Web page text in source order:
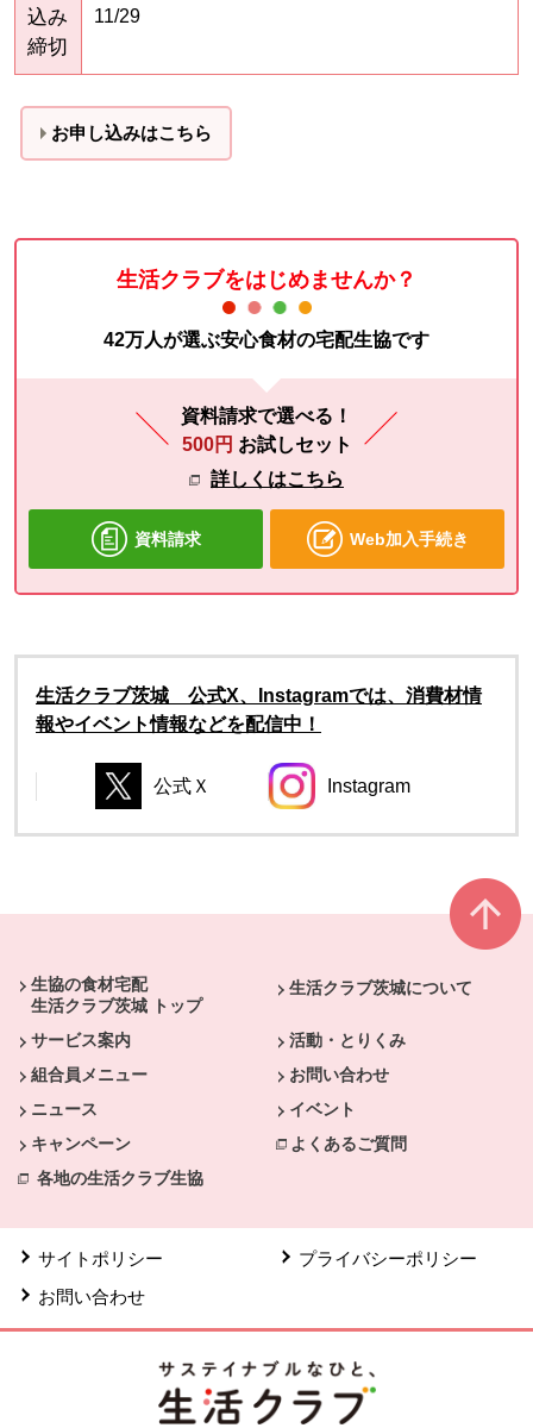
込み
締切
11/29
お申し込みはこちら
生活クラブをはじめませんか？
42万人が選ぶ安心食材の宅配生協です
資料請求で選べる！
500円 お試しセット
詳しくはこちら
資料請求 Web加入手続き
生活クラブ茨城 公式X、Instagramでは、消費材情
報やイベント情報などを配信中！
別のウィンドウで開きます。
公式Ｘ
別のウィンドウで開きます。
別のウィンドウで開きます。
Instagram
別のウィンドウで開
生協の食材宅配
生活クラブ茨城 トップ
生活クラブ茨城について
サービス案内
活動・とりくみ
組合員メニュー
お問い合わせ
ニュース
イベント
キャンペーン
よくあるご質問
各地の生活クラブ生協
サイトポリシー
プライバシーポリシー
お問い合わせ